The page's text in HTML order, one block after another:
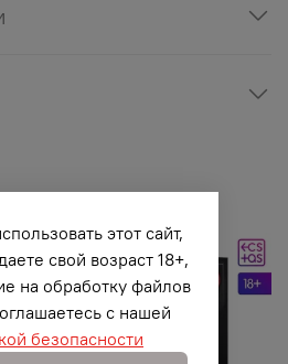
этот сайт,
свой возраст 18+,
на обработку файлов
с нашей
безопасности